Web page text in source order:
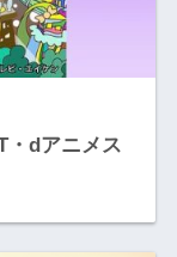
・dアニメス